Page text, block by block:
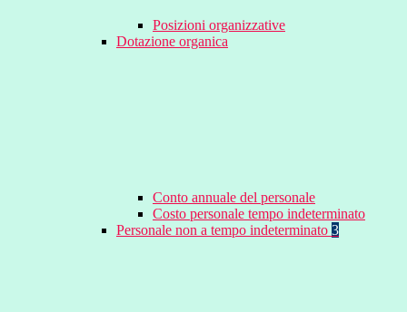
Posizioni organizzative
Dotazione organica
Conto annuale del personale
Costo personale tempo indeterminato
Personale non a tempo indeterminato 3